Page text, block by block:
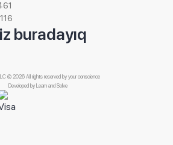
buradayıq
© 2026 All rights reserved by your conscience
Developed byLearn and Solve